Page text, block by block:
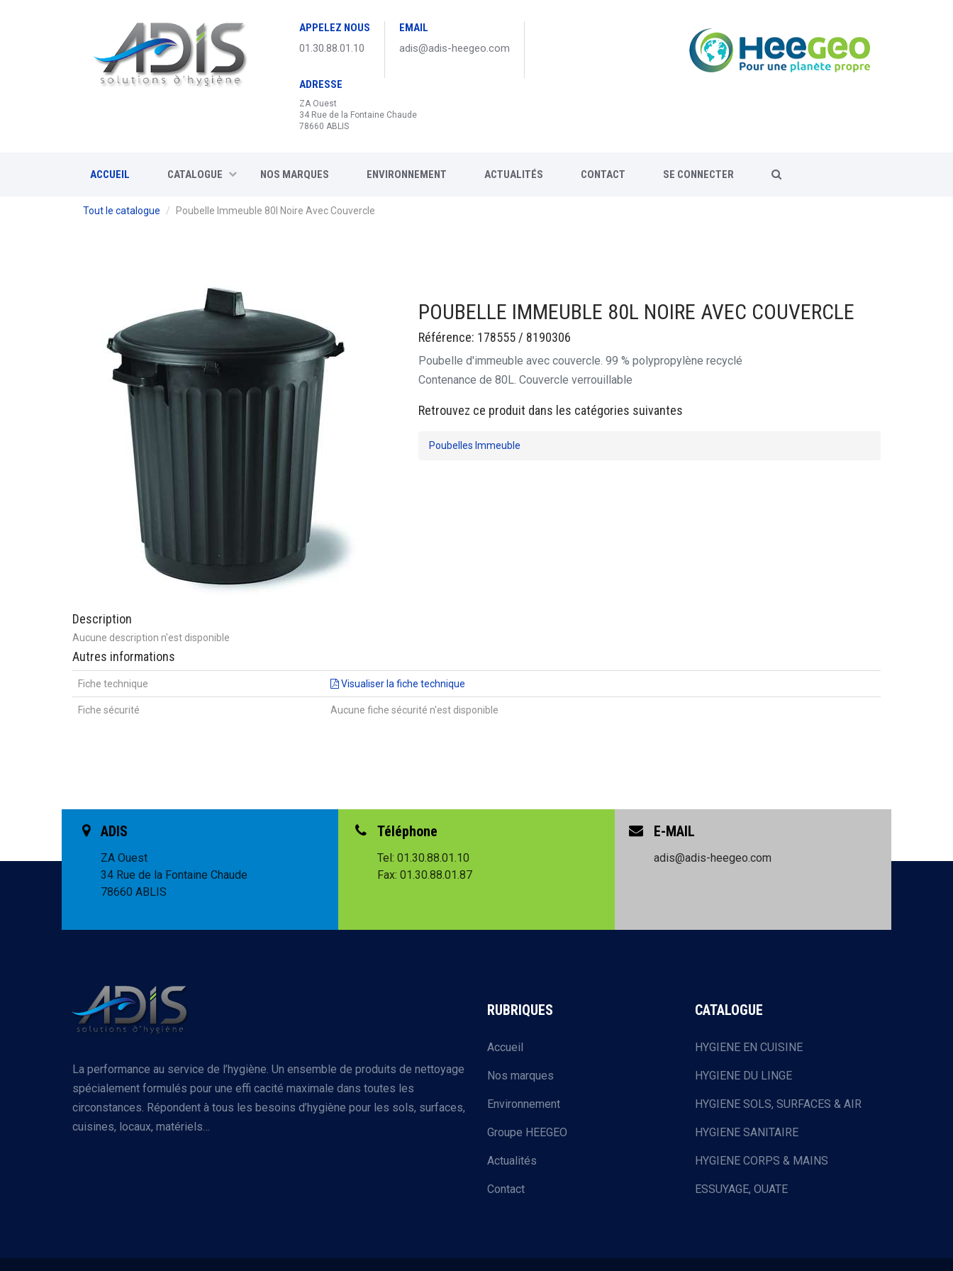
APPELEZ NOUS
01.30.88.01.10
EMAIL
adis@adis-heegeo.com
ADRESSE
ZA Ouest
34 Rue de la Fontaine Chaude
78660 ABLIS
ACCUEIL CATALOGUE NOS MARQUES ENVIRONNEMENT ACTUALITÉS CONTACT SE CONNECTER
Tout le catalogue Poubelle Immeuble 80l Noire Avec Couvercle
POUBELLE IMMEUBLE 80L NOIRE AVEC COUVERCLE
Référence: 178555 / 8190306
Poubelle d'immeuble avec couvercle. 99 % polypropylène recyclé
Contenance de 80L. Couvercle verrouillable
Retrouvez ce produit dans les catégories suivantes
Poubelles Immeuble
Description
Aucune description n'est disponible
Autres informations
Fiche technique Visualiser la fiche technique
Fiche sécurité Aucune fiche sécurité n'est disponible
ADIS
ZA Ouest
34 Rue de la Fontaine Chaude
78660 ABLIS
Téléphone
Tel: 01.30.88.01.10
Fax: 01.30.88.01.87
E-MAIL
adis@adis-heegeo.com
La performance au service de l’hygiène. Un ensemble de produits de nettoyage
spécialement formulés pour une effi cacité maximale dans toutes les
circonstances. Répondent à tous les besoins d’hygiène pour les sols, surfaces,
cuisines, locaux, matériels…
RUBRIQUES
Accueil
Nos marques
Environnement
Groupe HEEGEO
Actualités
Contact
CATALOGUE
HYGIENE EN CUISINE
HYGIENE DU LINGE
HYGIENE SOLS, SURFACES & AIR
HYGIENE SANITAIRE
HYGIENE CORPS & MAINS
ESSUYAGE, OUATE